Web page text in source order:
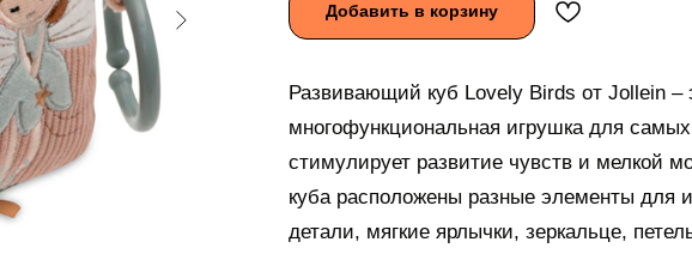
Добавить в корзину
Развивающий куб Lovely Birds от Jollein –
многофункциональная игрушка для
стимулирует развитие чувств и мелкой
куба расположены разные элементы
детали, мягкие ярлычки, зеркальце,